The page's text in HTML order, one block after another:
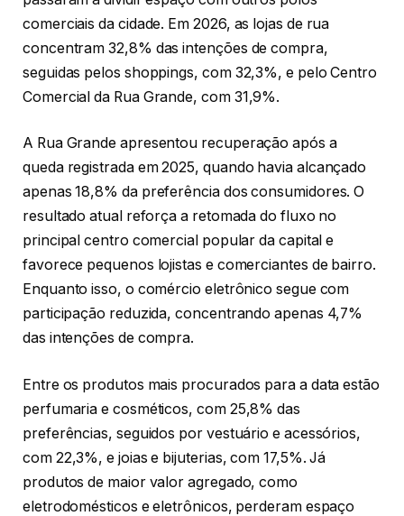
comerciais da cidade. Em 2026, as lojas de rua
concentram 32,8% das intenções de compra,
seguidas pelos shoppings, com 32,3%, e pelo Centro
Comercial da Rua Grande, com 31,9%.
A Rua Grande apresentou recuperação após a
queda registrada em 2025, quando havia alcançado
apenas 18,8% da preferência dos consumidores. O
resultado atual reforça a retomada do fluxo no
principal centro comercial popular da capital e
favorece pequenos lojistas e comerciantes de bairro.
Enquanto isso, o comércio eletrônico segue com
participação reduzida, concentrando apenas 4,7%
das intenções de compra.
Entre os produtos mais procurados para a data estão
perfumaria e cosméticos, com 25,8% das
preferências, seguidos por vestuário e acessórios,
com 22,3%, e joias e bijuterias, com 17,5%. Já
produtos de maior valor agregado, como
eletrodomésticos e eletrônicos, perderam espaço